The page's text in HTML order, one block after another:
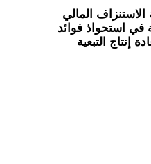
الاستنزاف المالي
في استحواذ فوائد
إنتاج التبعية